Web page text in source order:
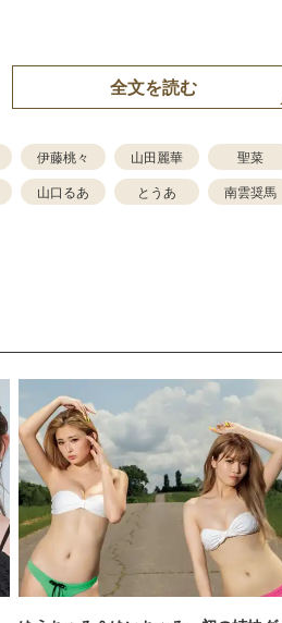
全文を読む
伊藤桃々 山田麗華 聖菜
山口るあ とうあ 南雲奨馬